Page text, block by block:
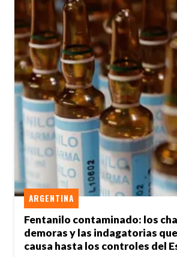
Fentanilo contaminado: los
demoras y las indagatorias
causa hasta los controles del
ARGENTINA